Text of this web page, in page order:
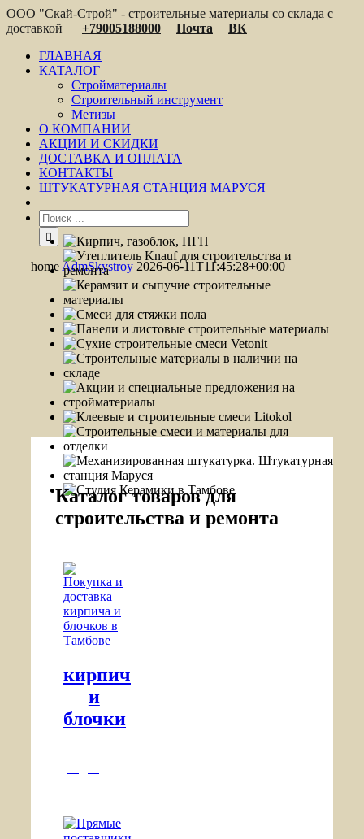
ООО "Скай-Строй" - строительные материалы со склада с
доставкой
+79005188000 Почта
ВК
ГЛАВНАЯ
КАТАЛОГ
Стройматериалы
Строительный инструмент
Метизы
О КОМПАНИИ
АКЦИИ И СКИДКИ
ДОСТАВКА И ОПЛАТА
КОНТАКТЫ
ШТУКАТУРНАЯ СТАНЦИЯ МАРУСЯ
home AdmSkystroy 2026-06-11T11:45:28+00:00
Каталог товаров для
строительства и ремонта
кирпич
и
блочки